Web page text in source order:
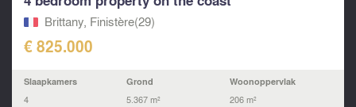
Brittany, Finistère(29)
€ 825.000
Slaapkamers
4
Grond
5.367 m²
Woonoppervlak
206 m²